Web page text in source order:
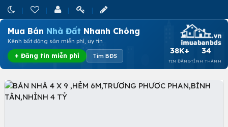
Mua Bán Nhà Đất Nhanh Chóng
Kênh bất động sản miễn phí, uy tín
+ Đăng tin miễn phí Tìm BĐS
38K+
TIN ĐĂNG
34
TỈNH THÀNH